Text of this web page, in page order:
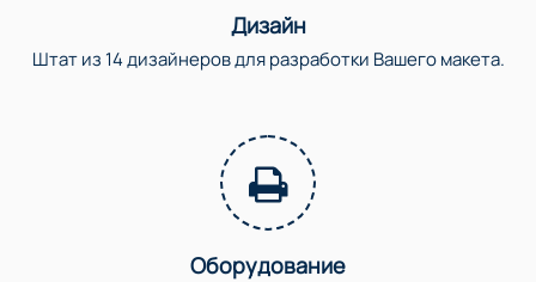
Дизайн
Штат из 14 дизайнеров для разработки Вашего макета.
Оборудование